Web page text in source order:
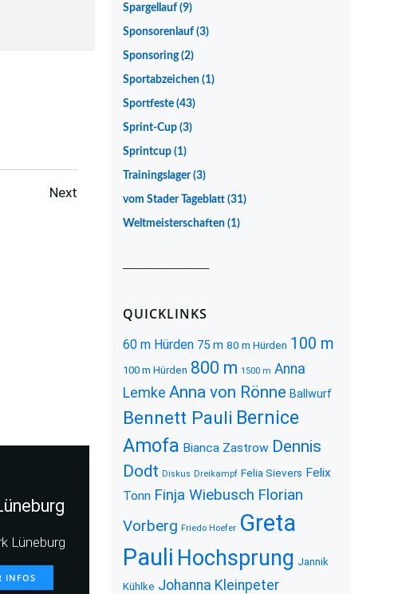
Posts
Next
Lüneburg
INFOS
Spargellauf (9)
Sponsorenlauf (3)
Sponsoring(2)
Sportabzeichen (1)
Sportfeste (43)
Sprint-Cup (3)
Sprintcup (1)
Trainingslager(3)
vom Stader Tageblatt (31)
Weltmeisterschaften (1)
QUICKLINKS
60 m Hürden 75 m 80 m Hürden 100 m
100 m Hürden 800 m 1500 m Anna
Lemke Anna von Rönne Ballwurf
Bennett Pauli Bernice
Amofa Bianca Zastrow Dennis
Dodt Diskus Dreikampf Felia Sievers Felix
Tonn Finja Wiebusch Florian
Vorberg Friedo Hoefer Greta
Pauli Hochsprung Jannik
Kühlke Johanna Kleinpeter